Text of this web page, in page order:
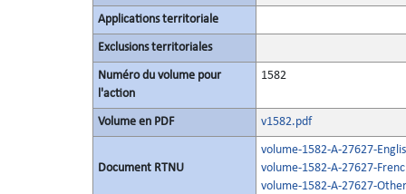
Applications territoriale
Exclusions territoriales
Numéro du volume pour
l'action
1582
Volume en PDF v1582.pdf
Document RTNU
volume-1582-A-27627-
volume-1582-A-27627-
volume-1582-A-27627-